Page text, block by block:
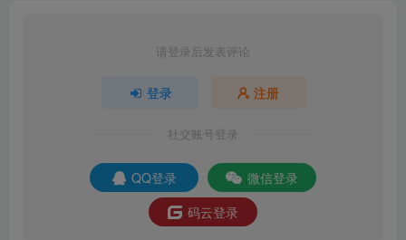
请登录后发表评论
登录 注册
社交账号登录
QQ登录
微信登录
码云登录